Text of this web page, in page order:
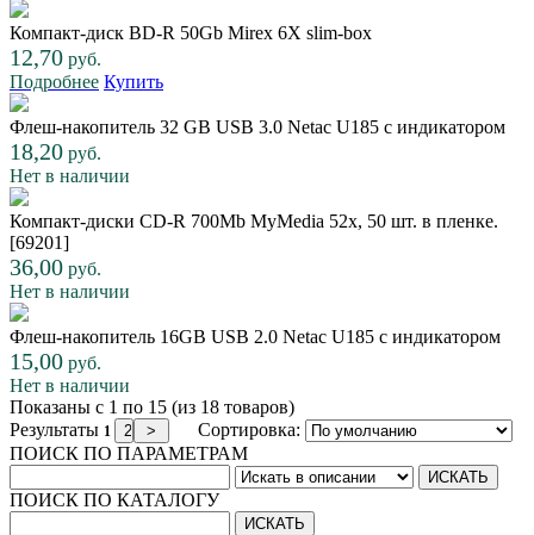
Компакт-диск BD-R 50Gb Mirex 6Х slim-box
12,70 руб.
Подробнее Купить
Флеш-накопитель 32 GB USB 3.0 Netac U185 с индикатором
18,20 руб.
Нет в наличии
Компакт-диски CD-R 700Mb MyMedia 52x, 50 шт. в пленке.
[69201]
36,00 руб.
Нет в наличии
Флеш-накопитель 16GB USB 2.0 Netac U185 с индикатором
15,00 руб.
Нет в наличии
Показаны с 1 по 15 (из 18 товаров)
Результаты 1
Сортировка:
ПОИСК ПО ПАРАМЕТРАМ
ПОИСК ПО КАТАЛОГУ